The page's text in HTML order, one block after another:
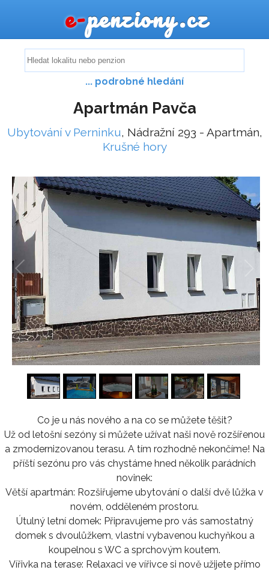
e-penziony.cz
... podrobné hledání
Apartmán Pavča
Ubytování v Perninku, Nádražní 293 - Apartmán,
Krušné hory
1/16
Co je u nás nového a na co se můžete těšit?
Už od letošní sezóny si můžete užívat naši nově rozšířenou
a zmodernizovanou terasu. A tím rozhodně nekončíme! Na
příští sezónu pro vás chystáme hned několik parádních
novinek:
Větší apartmán: Rozšiřujeme ubytování o další dvě lůžka v
novém, odděleném prostoru.
Útulný letní domek: Připravujeme pro vás samostatný
domek s dvoulůžkem, vlastní vybavenou kuchyňkou a
koupelnou s WC a sprchovým koutem.
Vířivka na terase: Relaxaci ve vířivce si nově užijete přímo